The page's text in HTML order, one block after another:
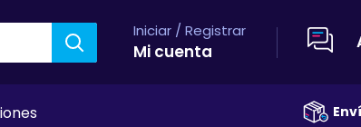
Iniciar / Registrar
Mi cuenta